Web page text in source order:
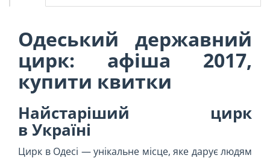
Одеський державний
цирк: афіша 2017,
купити квитки
Найстаріший цирк
в Україні
Цирк в Одесі — унікальне місце, яке дарує людям